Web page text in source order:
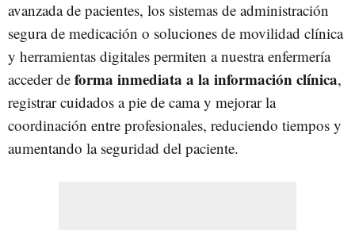
avanzada de pacientes, los sistemas de administración
segura de medicación o soluciones de movilidad clínica
y herramientas digitales permiten a nuestra enfermería
acceder de forma inmediata a la información clínica,
registrar cuidados a pie de cama y mejorar la
coordinación entre profesionales, reduciendo tiempos y
aumentando la seguridad del paciente.